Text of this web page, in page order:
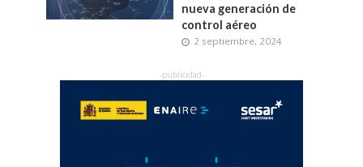
nueva generación de
control aéreo
2 septiembre, 2024